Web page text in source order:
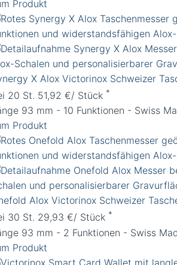
Produkt
X Alox Victorinox Schweizer
20 St. 51,92 €/ Stück *
93 mm - 10 Funktionen - Swiss
Produkt
Alox Victorinox Schweizer
30 St. 29,93 €/ Stück *
93 mm - 2 Funktionen - Swiss
Produkt